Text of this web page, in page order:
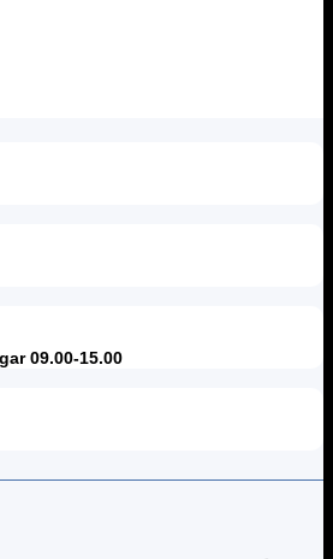
09.00-15.00